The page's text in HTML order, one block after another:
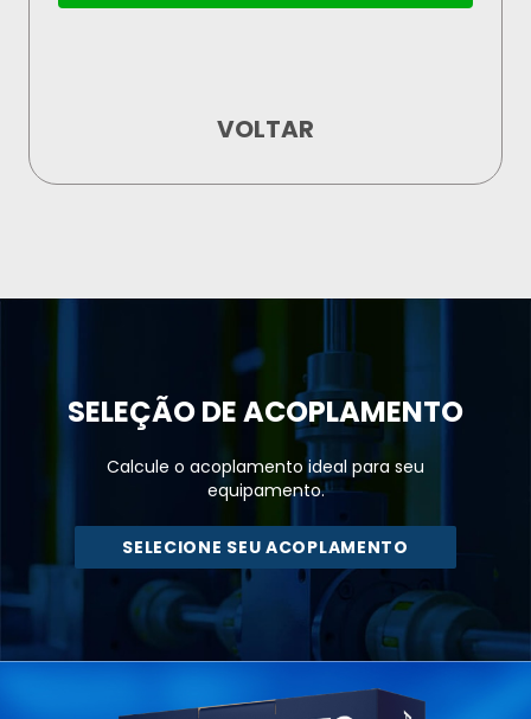
VOLTAR
SELEÇÃO DEACOPLAMENTO
Calcule o acoplamento ideal para seu
equipamento.
SELECIONE SEU ACOPLAMENTO